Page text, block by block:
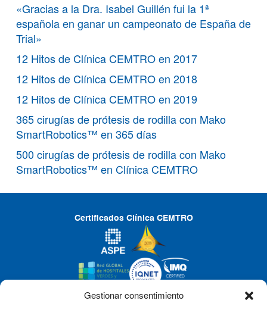
Gestionar consentimiento
«Gracias a la Dra. Isabel Guillén fui la 1ª
española en ganar un campeonato de España de
Trial»
12 Hitos de Clínica CEMTRO en 2017
12 Hitos de Clínica CEMTRO en 2018
12 Hitos de Clínica CEMTRO en 2019
365 cirugías de prótesis de rodilla con Mako
SmartRobotics™ en 365 días
500 cirugías de prótesis de rodilla con Mako
SmartRobotics™ en Clínica CEMTRO
Certificados Clínica CEMTRO